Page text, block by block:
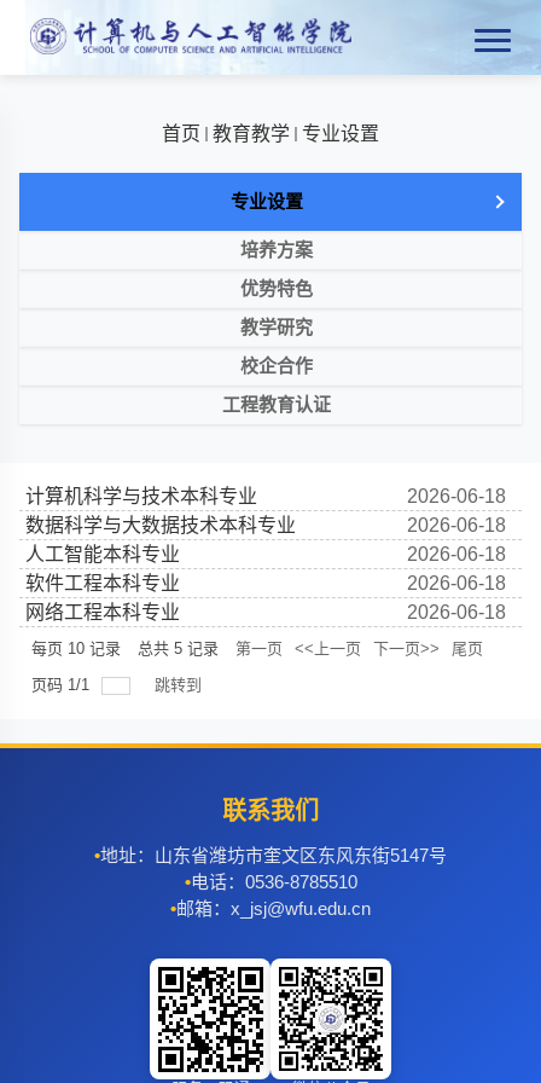
首页 教育教学 专业设置
专业设置
培养方案
优势特色
教学研究
校企合作
工程教育认证
计算机科学与技术本科专业
2026-06-18
数据科学与大数据技术本科专业
2026-06-18
人工智能本科专业
2026-06-18
软件工程本科专业
2026-06-18
网络工程本科专业
2026-06-18
每页 10 记录 总共 5 记录 第一页 <<上一页 下一页>>
尾页
页码 1/1 跳转到
联系我们
地址：山东省潍坊市奎文区东风东街5147号
电话：0536-8785510
邮箱：x_jsj@wfu.edu.cn